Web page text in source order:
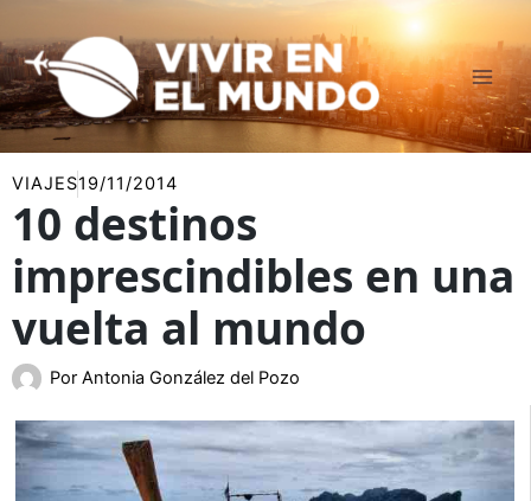
al
contenido
VIAJES19/11/2014
10 destinos
imprescindibles en una
vuelta al mundo
Por Antonia González del Pozo